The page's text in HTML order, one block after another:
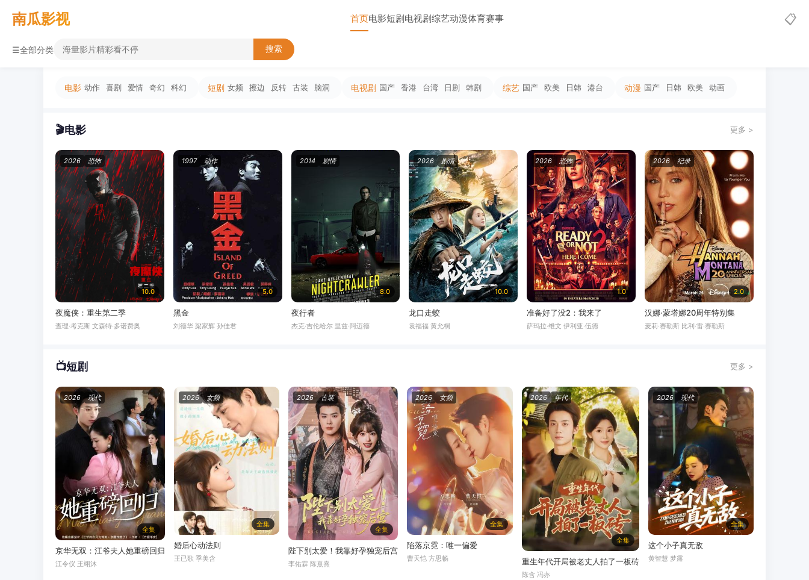
南瓜影视 首页电影短剧电视剧综艺动漫体育赛事 📋
☰全部分类 搜索
电影 动作 喜剧 爱情 奇幻 科幻 短剧 女频 擦边 反转 古装 脑洞 电视剧 国产 香港 台湾 日剧 韩剧 综艺 国产 欧美 日韩 港台 动漫 国产 日韩 欧美 动画
🎬电影 更多 >
2026 恐怖
10.0
夜魔侠：重生第二季
查理·考克斯 文森特·多诺费奥
1997 动作
5.0
黑金
刘德华 梁家辉 孙佳君
2014 剧情
8.0
夜行者
杰克·吉伦哈尔 里兹·阿迈德
2026 剧情
10.0
龙口走蛟
袁福福 黄允桐
2026 恐怖
1.0
准备好了没2：我来了
萨玛拉·维文 伊利亚·伍德
2026 纪录
2.0
汉娜·蒙塔娜20周年特别集
麦莉·赛勒斯 比利·雷·赛勒斯
📺短剧 更多 >
2026 现代
全集
京华无双：江爷夫人她重磅回归
江令仪 王翊沐
2026 女频
全集
婚后心动法则
王已歌 季美含
2026 古装
全集
陛下别太爱！我靠好孕独宠后宫
李佑霖 陈熹熹
2026 女频
全集
陷落京霓：唯一偏爱
曹天恺 方思畅
2026 年代
全集
重生年代开局被老丈人拍了一板砖
陈含 冯亦
2026 现代
全集
这个小子真无敌
黄智慧 梦露
2345234523452345